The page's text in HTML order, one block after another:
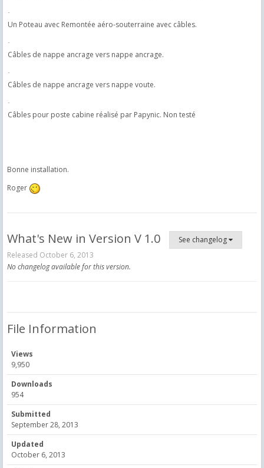
·
Un Poteau avec Remontée aéro-souterraine avec câbles.
·
Câbles de nappe ancrage vers nappe ancrage.
·
Câbles de nappe ancrage vers nappe voute.
·
Câbles pour poste cabine réalisé par Papynic. Non testé
Bonne installation.
Roger
What's New in Version V 1.0
See changelog
Released October 6, 2013
No changelog available for this version.
File Information
Views
9,950
Downloads
954
Submitted
September 28, 2013
Updated
October 6, 2013